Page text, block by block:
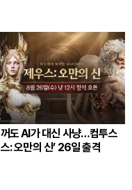
도 AI가 대신 사냥…컴투스
: 오만의 신’ 26일 출격